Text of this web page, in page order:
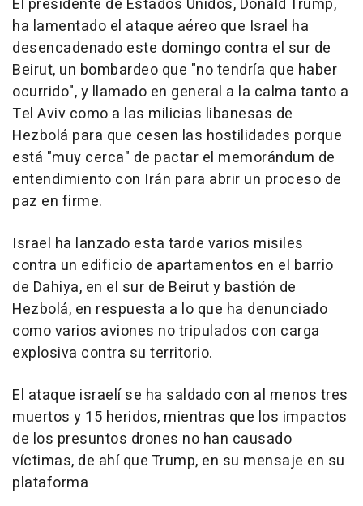
El presidente de Estados Unidos, Donald Trump,
ha lamentado el ataque aéreo que Israel ha
desencadenado este domingo contra el sur de
Beirut, un bombardeo que "no tendría que haber
ocurrido", y llamado en general a la calma tanto a
Tel Aviv como a las milicias libanesas de
Hezbolá para que cesen las hostilidades porque
está "muy cerca" de pactar el memorándum de
entendimiento con Irán para abrir un proceso de
paz en firme.
Israel ha lanzado esta tarde varios misiles
contra un edificio de apartamentos en el barrio
de Dahiya, en el sur de Beirut y bastión de
Hezbolá, en respuesta a lo que ha denunciado
como varios aviones no tripulados con carga
explosiva contra su territorio.
El ataque israelí se ha saldado con al menos tres
muertos y 15 heridos, mientras que los impactos
de los presuntos drones no han causado
víctimas, de ahí que Trump, en su mensaje en su
plataforma